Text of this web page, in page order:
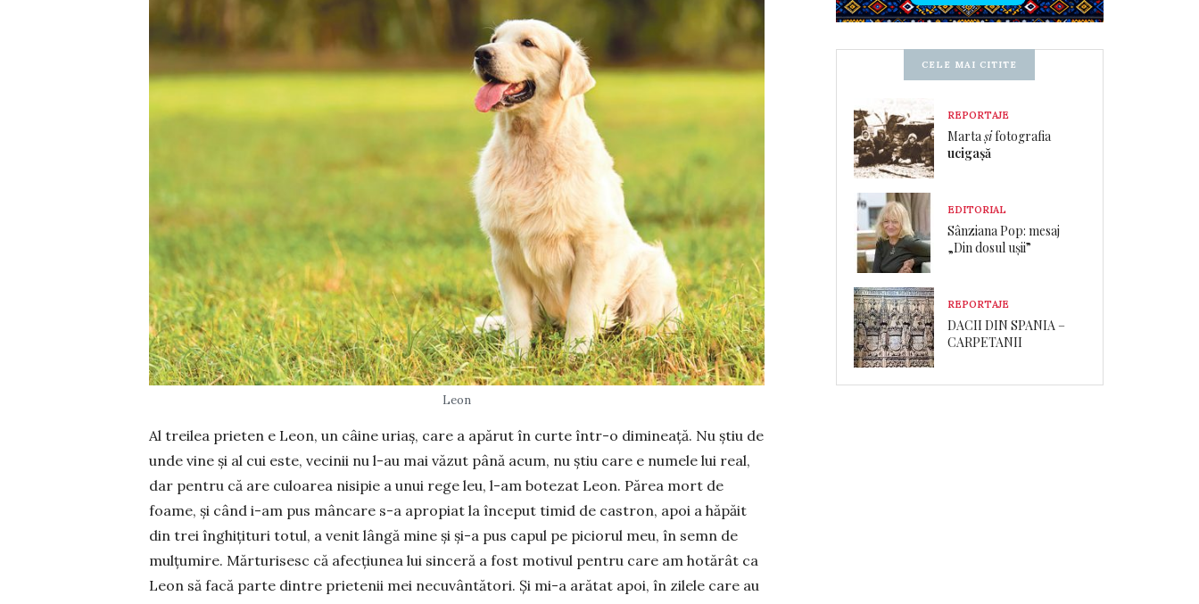
Leon
Al treilea prieten e Le­on, un câine uri­aş, care a apărut în curte într-o di­mi­neaţă. Nu ştiu de
unde vine şi al cui este, vecinii nu l-au mai văzut până a­cum, nu ştiu care e nu­mele lui real,
dar pentru că are culoarea nisipie a unui rege leu, l-am bo­tezat Le­on. Părea mort de
foame, şi când i-am pus mân­care s-a apropiat la început timid de cas­tron, apoi a hăpăit
din trei în­ghiţituri totul, a venit lângă mine şi şi-a pus capul pe piciorul meu, în semn de
mul­ţu­mire. Măr­turisesc că afec­­țiunea lui sin­ceră a fost moti­vul pentru care am hotărât ca
Leon să facă parte dintre prietenii mei necuvântători. Şi mi-a arătat apoi, în zilele care au
CELE MAI CITITE
REPORTAJE
Martașifotografia
ucigașă
EDITORIAL
Sânziana Pop: mesaj
„Din dosul ușii”
REPORTAJE
DACII DIN SPANIA –
CARPETANII